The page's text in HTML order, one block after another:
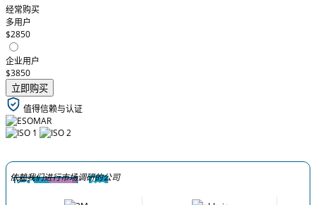
经常购买
多用户
$2850
企业用户
$3850
立即购买
值得信赖与认证
依赖我们进行市场调研的公司